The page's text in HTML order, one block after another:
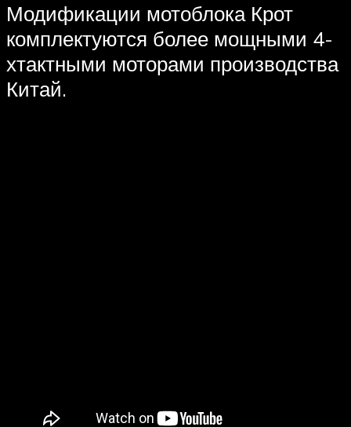
Модификации мотоблока Крот
комплектуются более мощными 4-
хтактными моторами производства
Китай.